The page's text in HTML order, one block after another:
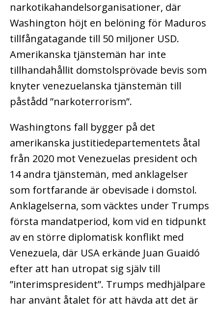
narkotikahandelsorganisationer, där
Washington höjt en belöning för Maduros
tillfångatagande till 50 miljoner USD.
Amerikanska tjänstemän har inte
tillhandahållit domstolsprövade bevis som
knyter venezuelanska tjänstemän till
påstådd ”narkoterrorism”.
Washingtons fall bygger på det
amerikanska justitiedepartementets åtal
från 2020 mot Venezuelas president och
14 andra tjänstemän, med anklagelser
som fortfarande är obevisade i domstol.
Anklagelserna, som väcktes under Trumps
första mandatperiod, kom vid en tidpunkt
av en större diplomatisk konflikt med
Venezuela, där USA erkände Juan Guaidó
efter att han utropat sig själv till
”interimspresident”. Trumps medhjälpare
har använt åtalet för att hävda att det är